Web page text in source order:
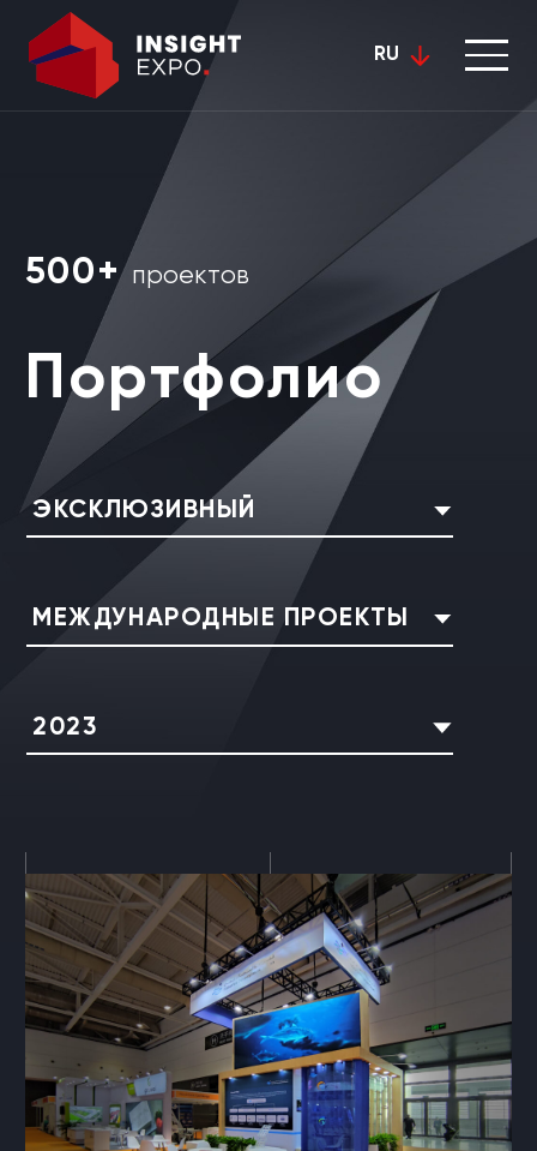
RU
500+ проектов
Портфолио
ЭКСКЛЮЗИВНЫЙ
МЕЖДУНАРОДНЫЕ ПРОЕКТЫ
2023